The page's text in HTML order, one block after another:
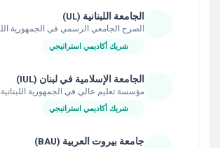
الجامعة اللبنانية (UL)
الصرح الجامعي الرسمي في الجمهورية
شريك أكاديمي استراتيجي
الجامعة الإسلامية في لبنان (IUL)
مؤسسة تعليم عالي في الجمهورية اللبنانية
شريك أكاديمي استراتيجي
جامعة بيروت العربية (BAU)